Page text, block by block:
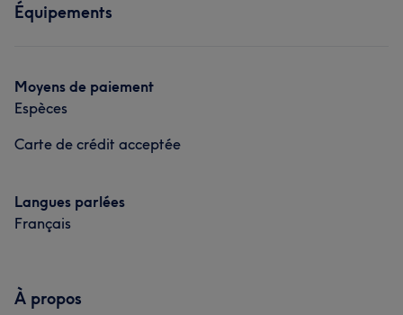
Équipements
Moyens de paiement
Espèces
Carte de crédit acceptée
Langues parlées
Français
À propos